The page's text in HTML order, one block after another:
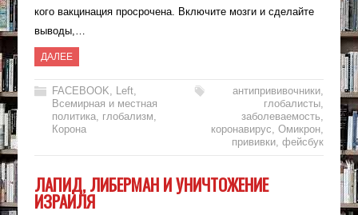
кого вакцинация просрочена. Включите мозги и сделайте
выводы,…
ДАЛЕЕ
FACEBOOK, Left,
Всемирная и местная
политика, глобализм,
Корона
антипрививочники,
глобалисты,
заболеваемость,
коронавирус,Омикрон,
прививки,фейсбук
ЛАПИД, ЛИБЕРМАН И УНИЧТОЖЕНИЕ
ИЗРАИЛЯ